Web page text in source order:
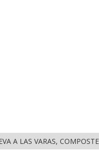
EL MENSAJE DE LA DEFENSA